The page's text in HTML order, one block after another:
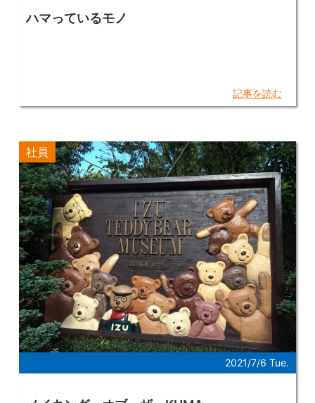
初のアンバサダーです。 こうして無事、フライドポ
テト・アンバサダーに なることができた私は、 帰
定4級を取得することができました。 こうして私は
おうち時間を活用して 検定3つを取得することがで
資格や検定を受けてみてください。 次回は 【人事
部Yさん】 の投稿です。 ぜってぇ見てくれよな！
ハマっているモノ
記事を読む
社員
2021/7/6 Tue.